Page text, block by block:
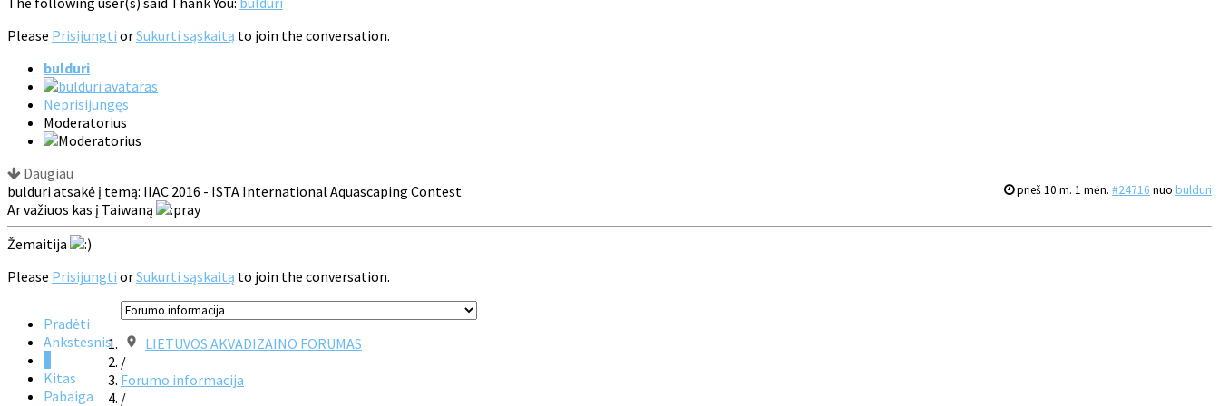
Please Prisijungti orSukurti sąskaitą to join the conversation.
bulduri
Neprisijungęs
Moderatorius
Daugiau
prieš 10 m. 1 mėn. #24716 nuo bulduri
bulduri atsakė į temą: IIAC 2016 - ISTA International Aquascaping Contest
Ar važiuos kas į Taiwaną
Žemaitija
Please Prisijungti orSukurti sąskaitą to join the conversation.
Pradėti
Ankstesnis
Kitas
Pabaiga
LIETUVOS AKVADIZAINO FORUMAS
/
Forumo informacija
/